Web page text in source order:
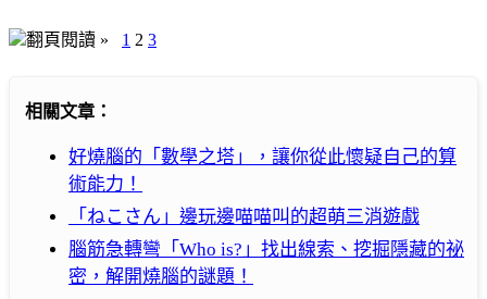
翻頁閱讀 » 1 2 3
相關文章：
好燒腦的「數學之塔」，讓你從此懷疑自己的算
術能力！
「ねこさん」邊玩邊喵喵叫的超萌三消遊戲
腦筋急轉彎「Who is?」找出線索、挖掘隱藏的祕
密，解開燒腦的謎題！